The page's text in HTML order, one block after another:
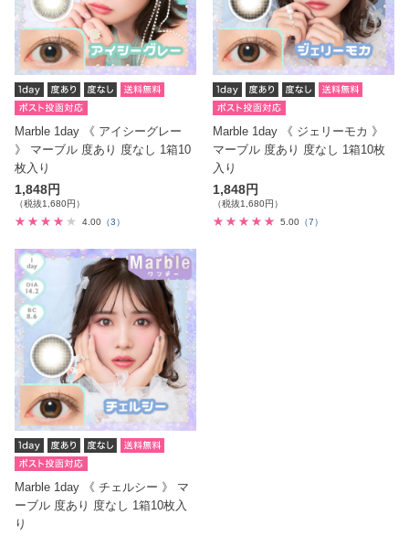
Marble 1day 《 アイシーグレー
》 マーブル 度あり 度なし 1箱10
枚入り
1,848円
（税抜1,680円）
4.00 （3）
Marble 1day 《 ジェリーモカ 》
マーブル 度あり 度なし 1箱10枚
入り
1,848円
（税抜1,680円）
5.00 （7）
Marble 1day 《 チェルシー 》 マ
ーブル 度あり 度なし 1箱10枚入
り